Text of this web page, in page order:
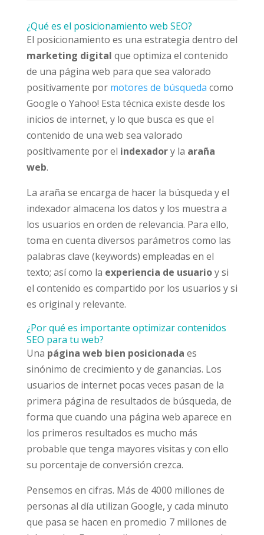
¿Qué es el posicionamiento web SEO?
El posicionamiento es una estrategia dentro del
marketing digital que optimiza el contenido
de una página web para que sea valorado
positivamente por motores de búsqueda como
Google o Yahoo! Esta técnica existe desde los
inicios de internet, y lo que busca es que el
contenido de una web sea valorado
positivamente por el indexadory la araña
web.
La araña se encarga de hacer la búsqueda y el
indexador almacena los datos y los muestra a
los usuarios en orden de relevancia. Para ello,
toma en cuenta diversos parámetros como las
palabras clave (keywords) empleadas en el
texto; así como la experiencia de usuarioy si
el contenido es compartido por los usuarios y si
es original y relevante.
¿Por qué es importante optimizar contenidos
SEO para tu web?
Una página web bien posicionada es
sinónimo de crecimiento y de ganancias. Los
usuarios de internet pocas veces pasan de la
primera página de resultados de búsqueda, de
forma que cuando una página web aparece en
los primeros resultados es mucho más
probable que tenga mayores visitas y con ello
su porcentaje de conversión crezca.
Pensemos en cifras. Más de 4000 millones de
personas al día utilizan Google, y cada minuto
que pasa se hacen en promedio 7 millones de